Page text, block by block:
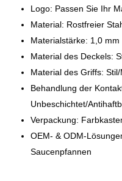
Logo: Passen Sie Ihr
Material: Rostfreier
Materialstärke: 1,0 mm
Material des Deckels:
Material des Griffs:
Behandlung der
Unbeschichtet/
Verpackung:
OEM- & ODM-
Saucenpfannen